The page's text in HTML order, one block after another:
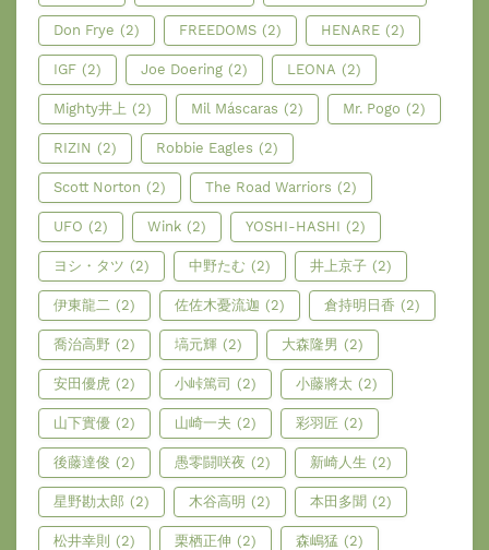
Don Frye (2) FREEDOMS (2) HENARE (2)
IGF (2) Joe Doering (2) LEONA (2)
Mighty井上 (2) Mil Máscaras (2) Mr. Pogo (2)
RIZIN (2) Robbie Eagles (2)
Scott Norton (2) The Road Warriors (2)
UFO (2) Wink (2) YOSHI-HASHI (2)
ヨシ・タツ (2) 中野たむ (2) 井上京子 (2)
伊東龍二 (2) 佐佐木憂流迦 (2) 倉持明日香 (2)
喬治高野 (2) 塙元輝 (2) 大森隆男 (2)
安田優虎 (2) 小峠篤司 (2) 小藤將太 (2)
山下實優 (2) 山崎一夫 (2) 彩羽匠 (2)
後藤達俊 (2) 愚零闘咲夜 (2) 新崎人生 (2)
星野勘太郎 (2) 木谷高明 (2) 本田多聞 (2)
松井幸則 (2) 栗栖正伸 (2) 森嶋猛 (2)